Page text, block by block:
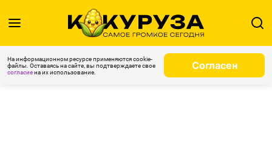
На информационном ресурсе применяются cookie-
файлы. Оставаясь на сайте, вы подтверждаете свое
согласиена их использование.
Согласен